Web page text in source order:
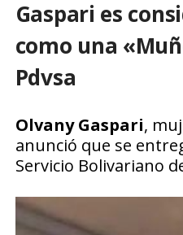
Gaspari es
como una
Pdvsa
Olvany Gaspari,
anunció que se
Servicio Bolivariano